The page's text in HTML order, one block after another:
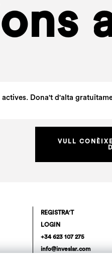
Dona't d'alta
VULL
REGISTRA'T
LOGIN
+34 623 107 275
info@inveslar.com